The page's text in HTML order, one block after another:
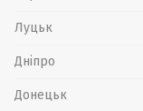
Луцьк
Дніпро
Донецьк